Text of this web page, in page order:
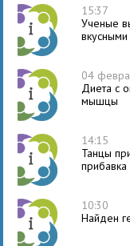
15:37
Ученые
вкусными
04
Диета с
мышцы
14:15
Танцы
прибавка
10:30
Найден